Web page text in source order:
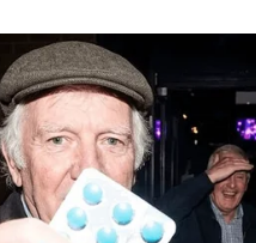
An Erection Even After 60!